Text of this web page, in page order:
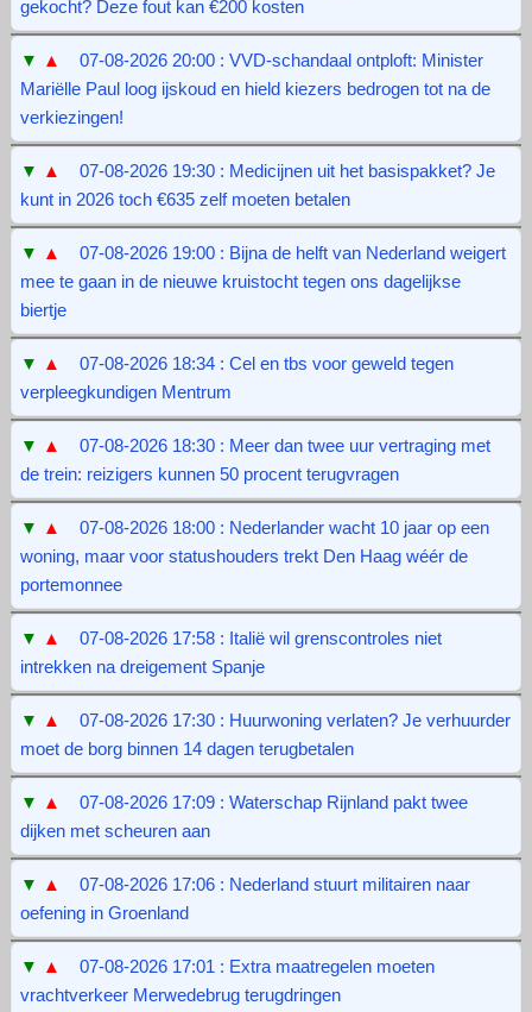
gekocht? Deze fout kan €200 kosten
▼ ▲
07-08-2026 20:00 : VVD-schandaal ontploft: Minister
Mariëlle Paul loog ijskoud en hield kiezers bedrogen tot na de
verkiezingen!
▼ ▲
07-08-2026 19:30 : Medicijnen uit het basispakket? Je
kunt in 2026 toch €635 zelf moeten betalen
▼ ▲
07-08-2026 19:00 : Bijna de helft van Nederland weigert
mee te gaan in de nieuwe kruistocht tegen ons dagelijkse
biertje
▼ ▲
07-08-2026 18:34 : Cel en tbs voor geweld tegen
verpleegkundigen Mentrum
▼ ▲
07-08-2026 18:30 : Meer dan twee uur vertraging met
de trein: reizigers kunnen 50 procent terugvragen
▼ ▲
07-08-2026 18:00 : Nederlander wacht 10 jaar op een
woning, maar voor statushouders trekt Den Haag wéér de
portemonnee
▼ ▲
07-08-2026 17:58 : Italië wil grenscontroles niet
intrekken na dreigement Spanje
▼ ▲
07-08-2026 17:30 : Huurwoning verlaten? Je verhuurder
moet de borg binnen 14 dagen terugbetalen
▼ ▲
07-08-2026 17:09 : Waterschap Rijnland pakt twee
dijken met scheuren aan
▼ ▲
07-08-2026 17:06 : Nederland stuurt militairen naar
oefening in Groenland
▼ ▲
07-08-2026 17:01 : Extra maatregelen moeten
vrachtverkeer Merwedebrug terugdringen